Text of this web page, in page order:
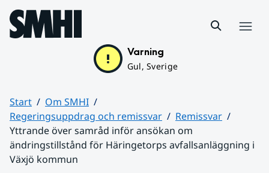
Hoppa till sidans innehåll
Varning
Gul, Sverige
Start
Om SMHI
Regeringsuppdrag och remissvar
Remissvar
Yttrande över samråd inför ansökan om
ändringstillstånd för Häringetorps avfallsanläggning i
Växjö kommun